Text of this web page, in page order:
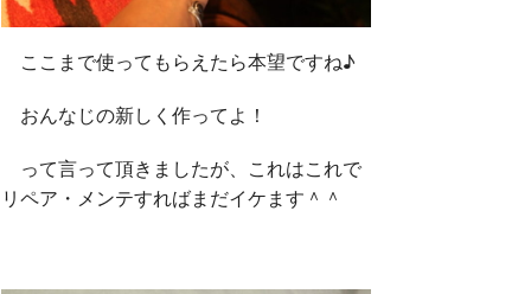
ここまで使ってもらえたら本望ですね♪
おんなじの新しく作ってよ！
って言って頂きましたが、これはこれで
リペア・メンテすればまだイケます＾＾